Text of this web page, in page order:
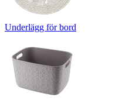
Underlägg för bord